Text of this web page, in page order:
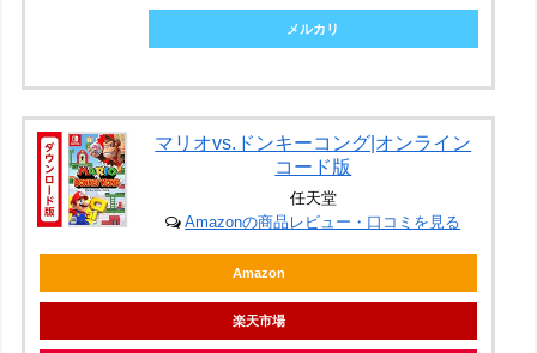
メルカリ
マリオvs.ドンキーコング|オンライン
コード版
任天堂
Amazonの商品レビュー・口コミを見る
Amazon
楽天市場